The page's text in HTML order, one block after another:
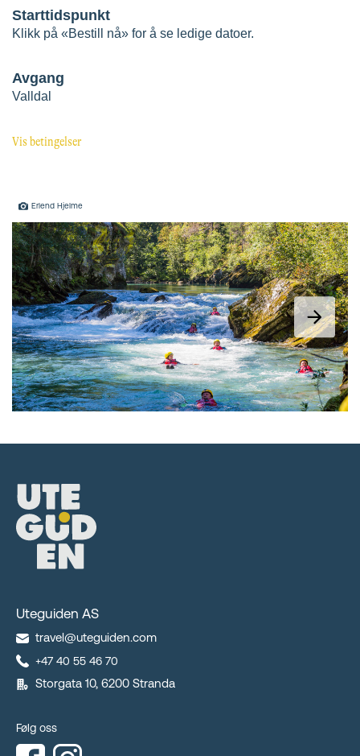
Erlend Hjelme
Uteguiden AS
travel@uteguiden.com
+47 40 55 46 70
Storgata 10, 6200 Stranda
Følg oss